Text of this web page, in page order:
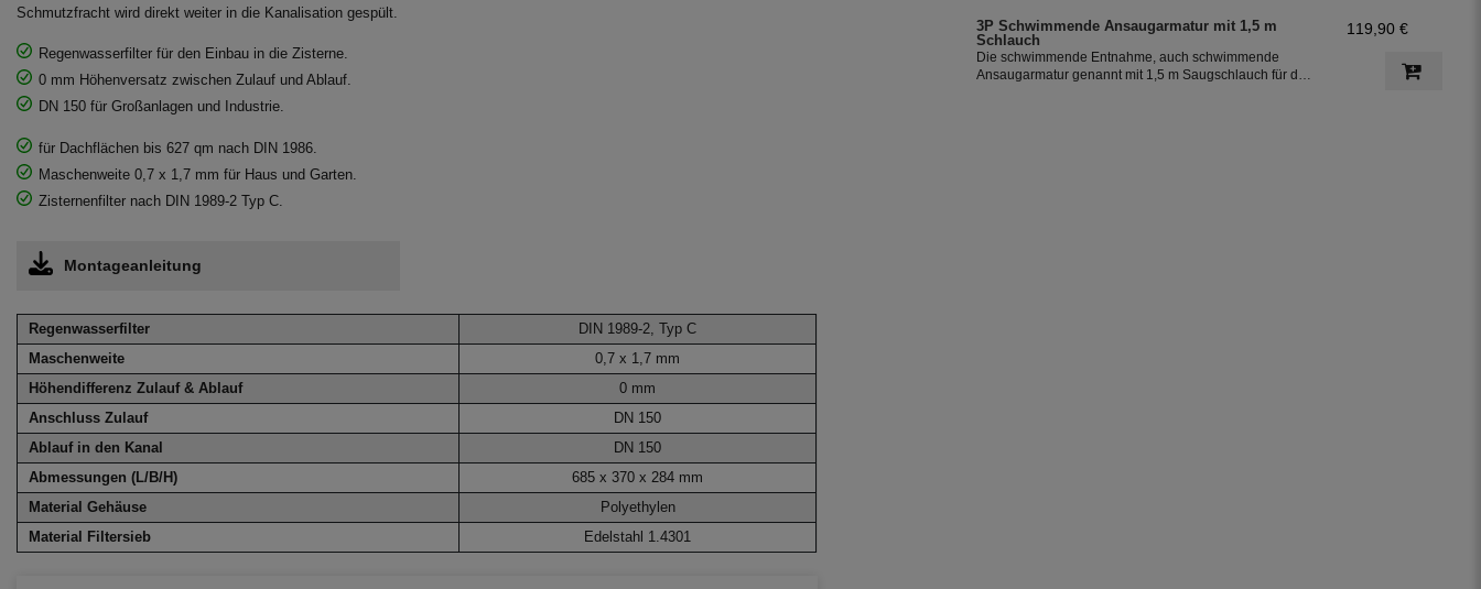
Schmutzfracht wird direkt weiter in die Kanalisation gespült.
Regenwasserfilter für den Einbau in die Zisterne.
0 mm Höhenversatz zwischen Zulauf und Ablauf.
DN 150 für Großanlagen und Industrie.
für Dachflächen bis 627 qm nach DIN 1986.
Maschenweite 0,7 x 1,7 mm für Haus und Garten.
Zisternenfilter nach DIN 1989-2 Typ C.
Montageanleitung
Regenwasserfilter
DIN 1989-2, Typ C
Maschenweite
0,7 x 1,7 mm
Höhendifferenz Zulauf & Ablauf
0 mm
Anschluss Zulauf
DN 150
Ablauf in den Kanal
DN 150
Abmessungen (L/B/H)
685 x 370 x 284 mm
Material Gehäuse
Polyethylen
Material Filtersieb
Edelstahl 1.4301
wird verhindert, dass das Wasser faulen kann. Der
Siphon ist die 3. Reinigungsstufe in der Zisterne.
3P Schwimmende Ansaugarmatur mit 1,5 m
Schlauch
Die schwimmende Entnahme, auch schwimmende
Ansaugarmatur genannt mit 1,5 m Saugschlauch für die
119,90 €